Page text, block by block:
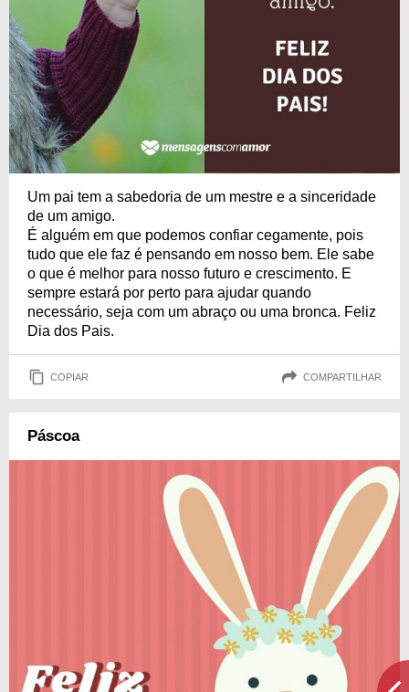
Um pai tem a sabedoria de um mestre e a sinceridade
de um amigo.
É alguém em que podemos confiar cegamente, pois
tudo que ele faz é pensando em nosso bem. Ele sabe
o que é melhor para nosso futuro e crescimento. E
sempre estará por perto para ajudar quando
necessário, seja com um abraço ou uma bronca. Feliz
Dia dos Pais.
COPIAR COMPARTILHAR
Páscoa